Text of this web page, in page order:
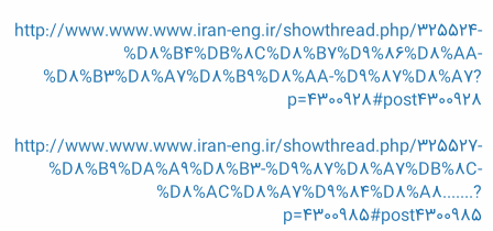
http://www.www.www.iran-eng.ir/showthread.php/325524-
%D8%B4%DB%8C%D8%B7%D9%86%D8%AA-
%D8%B3%D8%A7%D8%B9%D8%AA-%D9%87%D8%A7?
p=4300928#post4300928
http://www.www.www.iran-eng.ir/showthread.php/325527-
%D8%B9%DA%A9%D8%B3-%D9%87%D8%A7%DB%8C-
%D8%AC%D8%A7%D9%84%D8%A8.......?
p=4300985#post4300985